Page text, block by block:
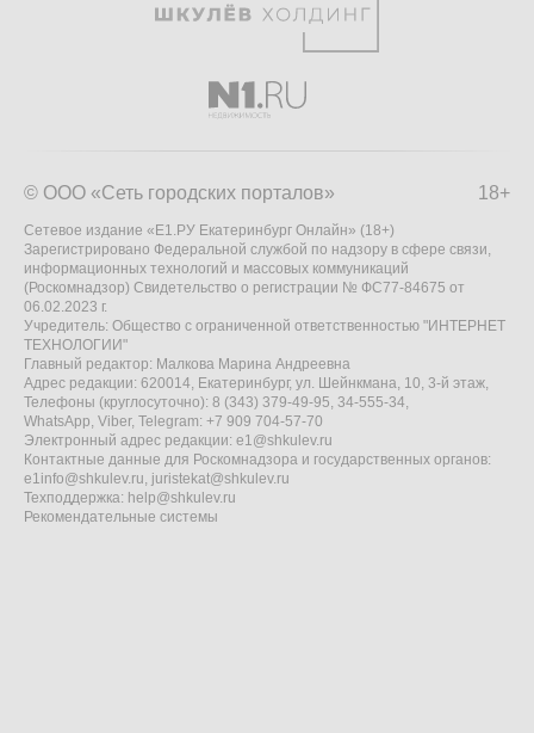
18+
© ООО «Сеть городских порталов»
Сетевое издание «Е1.РУ Екатеринбург Онлайн» (18+)
Зарегистрировано Федеральной службой по надзору в сфере связи,
информационных технологий и массовых коммуникаций
(Роскомнадзор) Свидетельство о регистрации № ФС77-84675 от
06.02.2023 г.
Учредитель: Общество с ограниченной ответственностью "ИНТЕРНЕТ
ТЕХНОЛОГИИ"
Главный редактор: Малкова Марина Андреевна
Адрес редакции: 620014, Екатеринбург, ул. Шейнкмана, 10, 3-й этаж,
Телефоны (круглосуточно): 8 (343) 379-49-95, 34-555-34,
WhatsApp, Viber, Telegram: +7 909 704-57-70
Электронный адрес редакции: e1@shkulev.ru
Контактные данные для Роскомнадзора и государственных органов:
e1info@shkulev.ru juristekat@shkulev.ru
Техподдержка: help@shkulev.ru
Рекомендательные системы